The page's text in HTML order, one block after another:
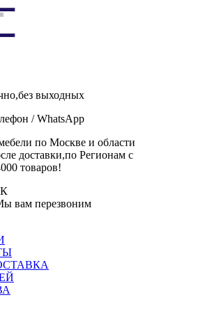
выходных
/ WhatsApp
по Москве и области
доставки,по Регионам с
товаров!
вам перезвоним